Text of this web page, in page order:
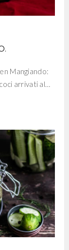
Mangiando:
arrivati al…